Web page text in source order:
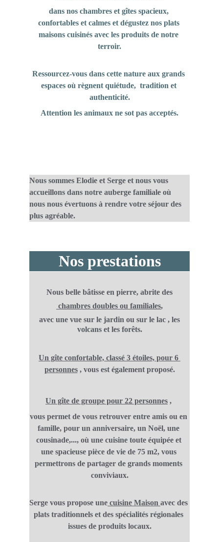
dans nos chambres et gîtes spacieux,
confortables et calmes et dégustez nos plats
maisons cuisinés avec les produits de notre
terroir.
Ressourcez-vous dans cette nature aux grands
espaces où règnent quiétude,  tradition et
authenticité.
Attention les animaux ne sot pas acceptés.
Nous sommes Elodie et Serge et nous vous
accueillons dans notre auberge familiale où
nous nous évertuons à rendre votre séjour des
plus agréable.
Nos prestations
Nous belle bâtisse en pierre, abrite des
chambres doubles ou familiales,
volcans et les forêts.
Un gîte confortable, classé 3 étoiles, pour 6
personnes , vous est également proposé.
Un gîte de groupe pour 22 personnes ,
vous permet de vous retrouver entre amis ou en
famille, pour un anniversaire, un Noël, une
cousinade,..., où une cuisine toute équipée et
une spacieuse pièce de vie de 75 m2, vous
permettrons de partager de grands moments
conviviaux.
Serge vous propose une cuisine Maison avec des
plats traditionnels et des spécialités régionales
issues de produits locaux.